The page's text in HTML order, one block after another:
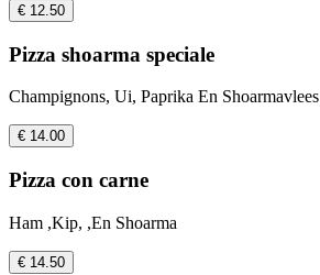
€ 12.50
Pizza shoarma speciale
Champignons, Ui, Paprika En Shoarmavlees
€ 14.00
Pizza con carne
Ham ,Kip, ,En Shoarma
€ 14.50